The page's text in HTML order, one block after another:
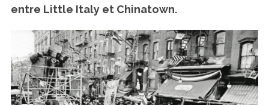
entre Little Italy et Chinatown.